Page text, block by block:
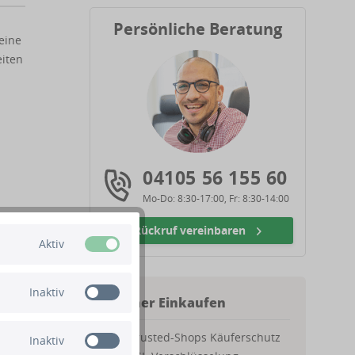
Persönliche Beratung
04105 56 155 60
Mo-Do: 8:30-17:00, Fr: 8:30-14:00
Rückruf vereinbaren
Sicher Einkaufen
Trusted-Shops Käuferschutz
Aktiv
Inaktiv
Inaktiv